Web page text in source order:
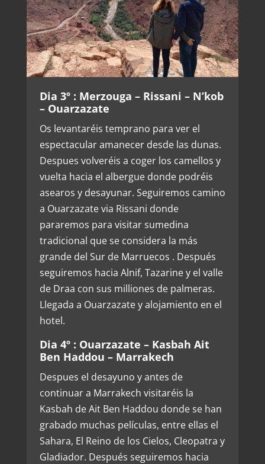
Dia 3º : Merzouga – Rissani – N’kob
– Ouarzazate
Os levantaréis temprano para ver el
espectacular amanecer desde las dunas.
Despues volveréis a coger los camellos y
vuelta hacia el albergue donde podréis
asearos y desayunar. Seguiremos camino
a Ouarzazate via Rissani donde
pararemos para visitar sumedina
tradicional que se considera la más
grande del Sur de Marruecos . Después
seguiremos hacia Alnif, Tazarine y el valle
de Draa con sus milliones de palmeras.
Llegada a Ouarzazate y alojamiento en el
hotel.
Dia 4º : Ouarzazate – Kasbah Ait
Ben Haddou – Marrakech
Despues el desayuno y antes de
continuar a Marrakech visitaréis la
Kasbah de Ait Ben Haddou donde se han
grabado muchas películas, entre ellas el
Sahara, El Reino de los Cielos, Cleopatra y
Gladiador. Después seguiremos hacia